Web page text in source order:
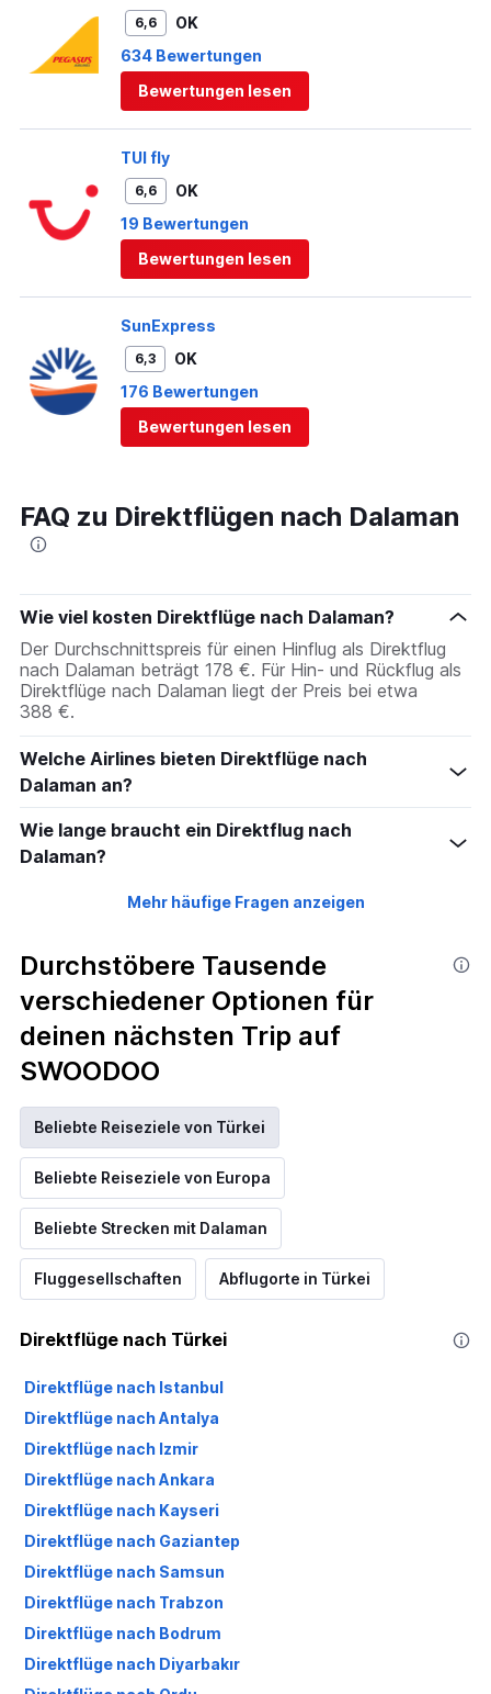
6,6
OK
634 Bewertungen
Bewertungen lesen
TUI fly
6,6
OK
19 Bewertungen
Bewertungen lesen
SunExpress
6,3
OK
176 Bewertungen
Bewertungen lesen
FAQ zu Direktflügen nach Dalaman
Wie viel kosten Direktflüge nach Dalaman?
Der Durchschnittspreis für einen Hinflug als Direktflug
nach Dalaman beträgt 178 €. Für Hin- und Rückflug als
Direktflüge nach Dalaman liegt der Preis bei etwa
388 €.
Welche Airlines bieten Direktflüge nach
Dalaman an?
Wie lange braucht ein Direktflug nach
Dalaman?
Mehr häufige Fragen anzeigen
Durchstöbere Tausende
verschiedener Optionen für
deinen nächsten Trip auf
SWOODOO
Beliebte Reiseziele von Türkei
Beliebte Reiseziele von Europa
Beliebte Strecken mit Dalaman
Fluggesellschaften Abflugorte in Türkei
Direktflüge nach Türkei
Direktflüge nach Istanbul
Direktflüge nach Antalya
Direktflüge nach Izmir
Direktflüge nach Ankara
Direktflüge nach Kayseri
Direktflüge nach Gaziantep
Direktflüge nach Samsun
Direktflüge nach Trabzon
Direktflüge nach Bodrum
Direktflüge nach Diyarbakır